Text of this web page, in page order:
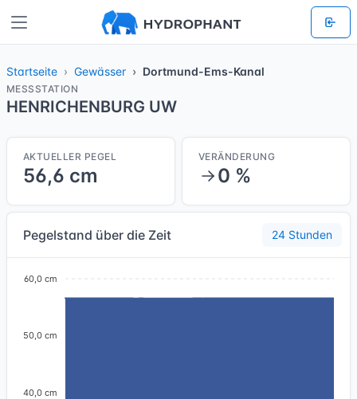
Startseite Gewässer Dortmund-Ems-Kanal
MESSSTATION
HENRICHENBURG UW
AKTUELLER PEGEL
56,6 cm
VERÄNDERUNG
0 %
Pegelstand über die Zeit 24 Stunden
60,0 cm
50,0 cm
40,0 cm